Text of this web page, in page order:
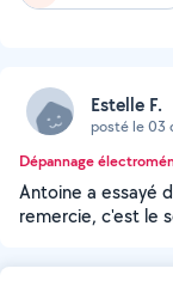
Estelle F.
posté le 03
Dépannage
Antoine a essayé
remercie, c'est le